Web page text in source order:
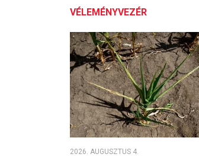
VÉLEMÉNYVEZÉR
2026. AUGUSZTUS 4.